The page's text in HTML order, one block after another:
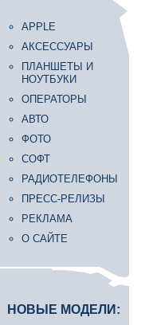
APPLE
АКСЕССУАРЫ
ПЛАНШЕТЫ И
НОУТБУКИ
ОПЕРАТОРЫ
АВТО
ФОТО
СОФТ
РАДИОТЕЛЕФОНЫ
ПРЕСС-РЕЛИЗЫ
РЕКЛАМА
О САЙТЕ
НОВЫЕ МОДЕЛИ: